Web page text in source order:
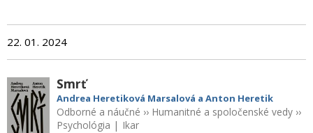
22. 01. 2024
Smrť
Andrea Heretiková Marsalová a Anton Heretik
Odborné a náučné ›› Humanitné a spoločenské vedy ››
Psychológia | Ikar